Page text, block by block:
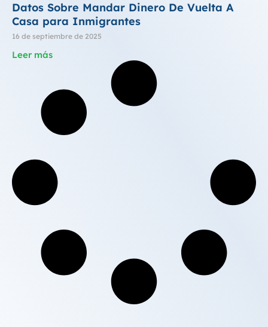
Datos Sobre Mandar Dinero De Vuelta A
Casa para Inmigrantes
16 de septiembre de 2025
Leer más